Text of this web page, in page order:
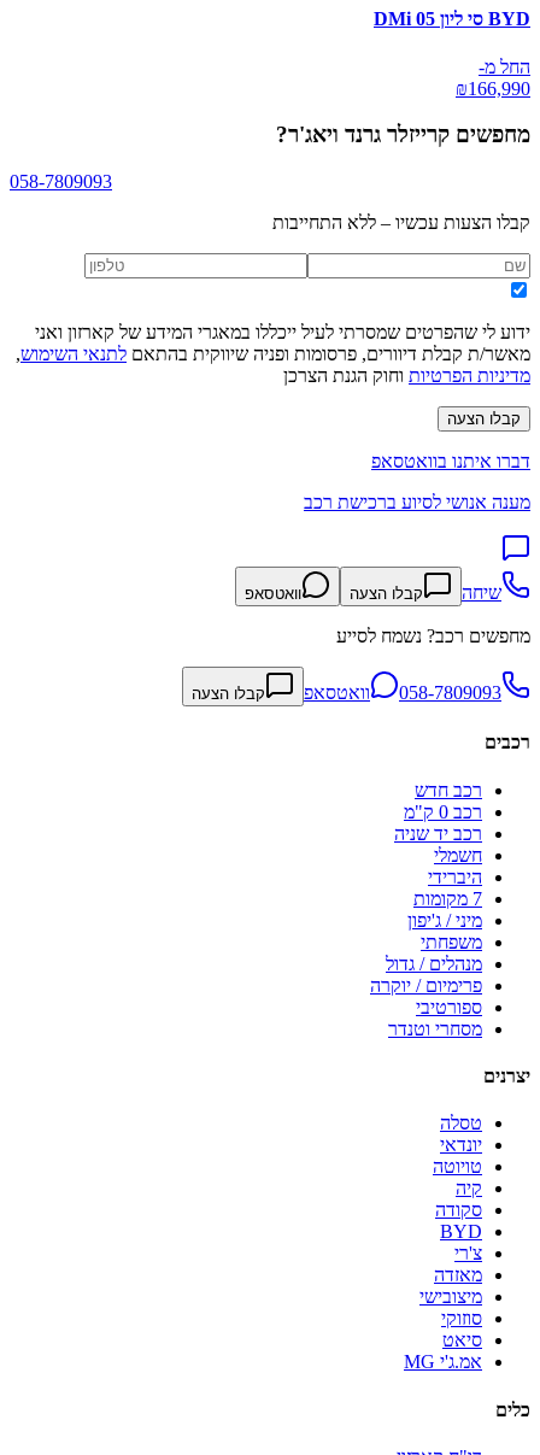
BYD סי ליון 05 DMi
החל מ-
₪166,990
מחפשים קרייזלר גרנד ויאג'ר?
058-7809093
קבלו הצעות עכשיו – ללא התחייבות
ידוע לי שהפרטים שמסרתי לעיל ייכללו במאגרי המידע של קארזון ואני
מאשר/ת קבלת דיוורים, פרסומות ופניה שיווקית בהתאם לתנאי השימוש,
מדיניות הפרטיות וחוק הגנת הצרכן
קבלו הצעה
דברו איתנו בוואטסאפ
מענה אנושי לסיוע ברכישת רכב
שיחה קבלו הצעה וואטסאפ
מחפשים רכב? נשמח לסייע
058-7809093 וואטסאפ קבלו הצעה
רכבים
רכב חדש
רכב 0 ק"מ
רכב יד שניה
חשמלי
היברידי
7 מקומות
מיני / ג'יפון
משפחתי
מנהלים / גדול
פרימיום / יוקרה
ספורטיבי
מסחרי וטנדר
יצרנים
טסלה
יונדאי
טויוטה
קיה
סקודה
BYD
צ'רי
מאזדה
מיצובישי
סוזוקי
סיאט
אמ.ג'י MG
כלים